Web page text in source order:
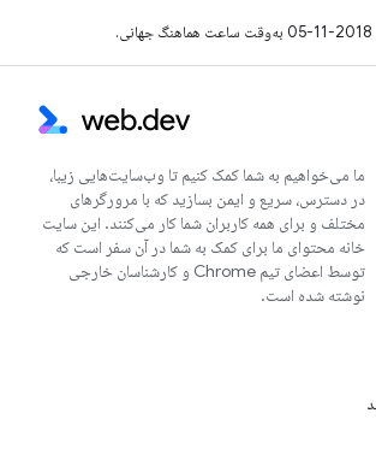
می‌خواهیم به شما کمک کنیم تا وب‌سایت‌هایی زیبا،
دسترس، سریع و ایمن بسازید که با مرورگرهای
و برای همه کاربران شما کار می‌کنند. این سایت
محتوای ما برای کمک به شما در آن سفر است که
توسط اعضای تیم Chrome و کارشناسان خارجی
شده است.